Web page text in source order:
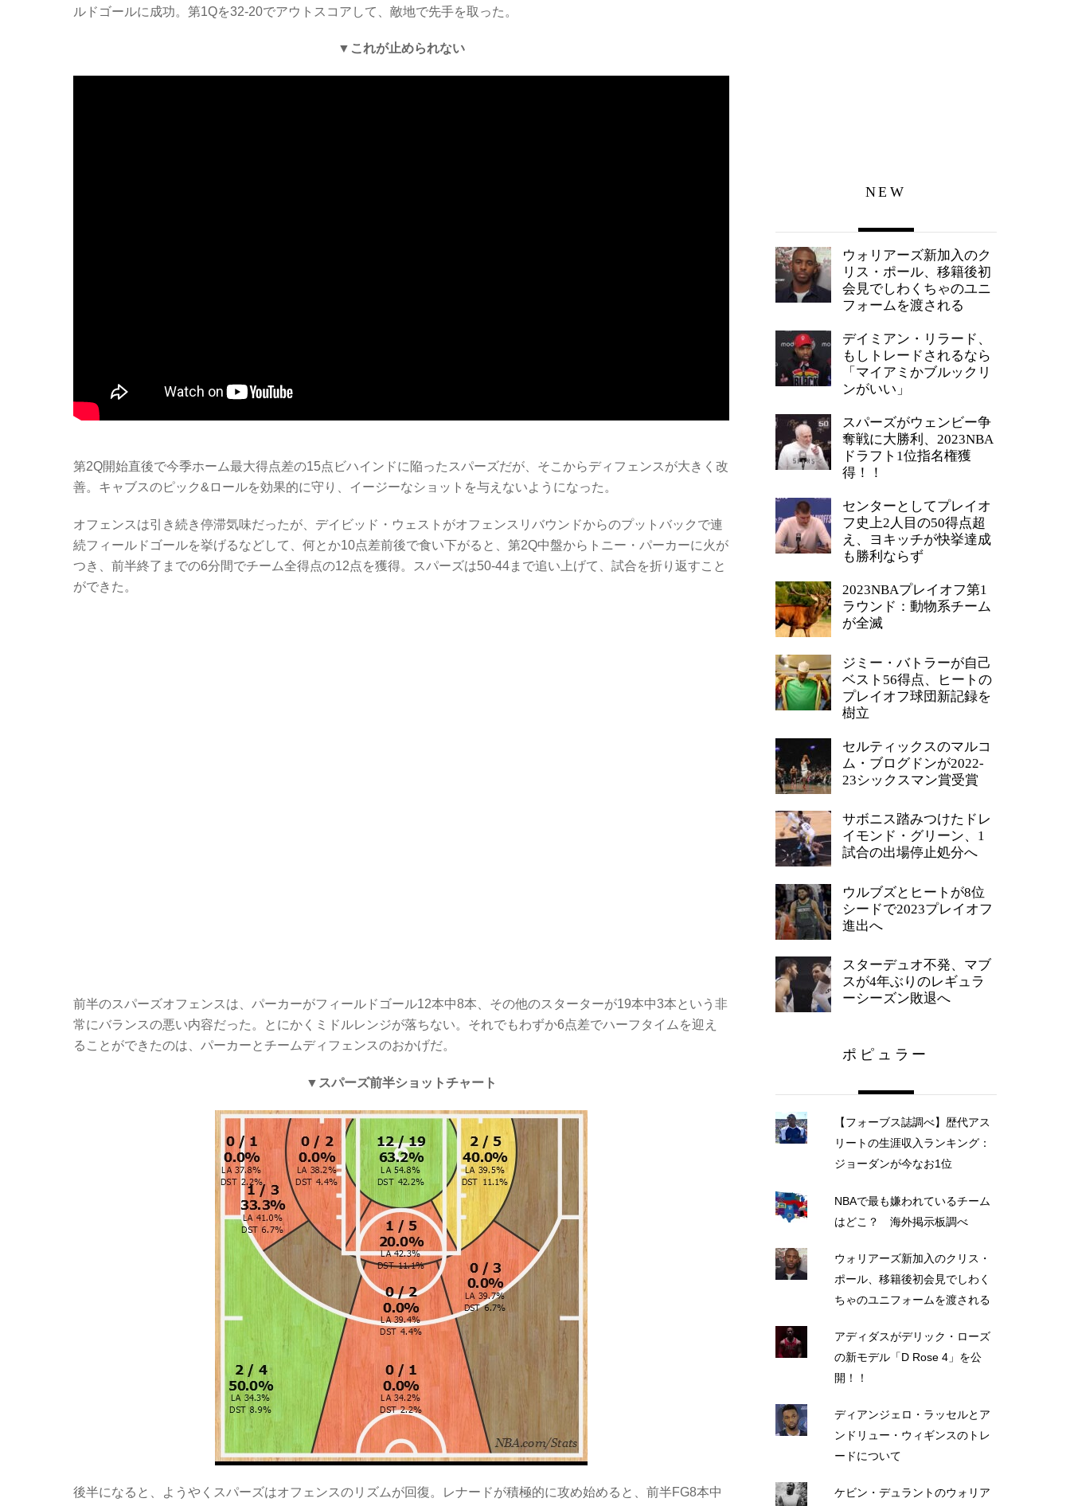
ルドゴールに成功。第1Qを32-20でアウトスコアして、敵地で先手を取った。
▼これが止められない
第2Q開始直後で今季ホーム最大得点差の15点ビハインドに陥ったスパーズだが、そこからディフェンスが大きく改
善。キャブスのピック&ロールを効果的に守り、イージーなショットを与えないようになった。
オフェンスは引き続き停滞気味だったが、デイビッド・ウェストがオフェンスリバウンドからのプットバックで連
続フィールドゴールを挙げるなどして、何とか10点差前後で食い下がると、第2Q中盤からトニー・パーカーに火が
つき、前半終了までの6分間でチーム全得点の12点を獲得。スパーズは50-44まで追い上げて、試合を折り返すこと
ができた。
前半のスパーズオフェンスは、パーカーがフィールドゴール12本中8本、その他のスターターが19本中3本という非
常にバランスの悪い内容だった。とにかくミドルレンジが落ちない。それでもわずか6点差でハーフタイムを迎え
ることができたのは、パーカーとチームディフェンスのおかげだ。
▼スパーズ前半ショットチャート
後半になると、ようやくスパーズはオフェンスのリズムが回復。レナードが積極的に攻め始めると、前半FG8本中
NEW
ウォリアーズ新加入のク
リス・ポール、移籍後初
会見でしわくちゃのユニ
フォームを渡される
デイミアン・リラード、
もしトレードされるなら
「マイアミかブルックリ
ンがいい」
スパーズがウェンビー争
奪戦に大勝利、2023NBA
ドラフト1位指名権獲
得！！
センターとしてプレイオ
フ史上2人目の50得点超
え、ヨキッチが快挙達成
も勝利ならず
2023NBAプレイオフ第1
ラウンド：動物系チーム
が全滅
ジミー・バトラーが自己
ベスト56得点、ヒートの
プレイオフ球団新記録を
樹立
セルティックスのマルコ
ム・ブログドンが2022-
23シックスマン賞受賞
サボニス踏みつけたドレ
イモンド・グリーン、1
試合の出場停止処分へ
ウルブズとヒートが8位
シードで2023プレイオフ
進出へ
スターデュオ不発、マブ
スが4年ぶりのレギュラ
ーシーズン敗退へ
ポピュラー
【フォーブス誌調べ】歴代アス
リートの生涯収入ランキング：
ジョーダンが今なお1位
NBAで最も嫌われているチーム
はどこ？ 海外掲示板調べ
ウォリアーズ新加入のクリス・
ポール、移籍後初会見でしわく
ちゃのユニフォームを渡される
アディダスがデリック・ローズ
の新モデル「D Rose 4」を公
開！！
ディアンジェロ・ラッセルとア
ンドリュー・ウィギンスのトレ
ードについて
ケビン・デュラントのウォリア